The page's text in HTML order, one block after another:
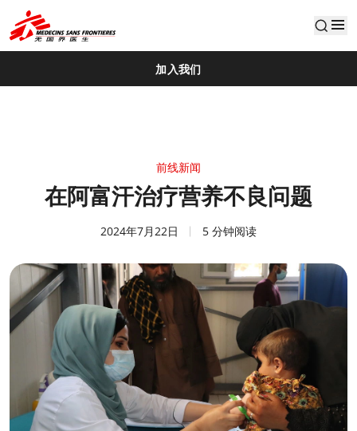
default
加入我们
前线新闻
在阿富汗治疗营养不良问题
2024年7月22日 5 分钟阅读